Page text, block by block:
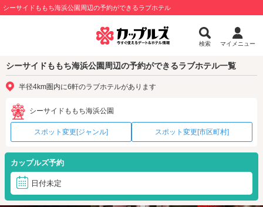
シーサイドももち海浜公園周辺の予約ができるラブホテル
検索 マイメニュー
シーサイドももち海浜公園周辺の予約ができるラブホテル一覧
半径4km圏内に6軒のラブホテルがあります
シーサイドももち海浜公園
スポット変更[ジャンル] スポット変更[市区町村]
カップルズ予約
日付未定